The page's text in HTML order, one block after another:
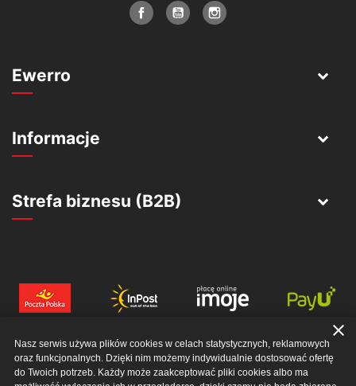
Ewerro
Informacje
Strefa biznesu (B2B)
Nasz serwis używa plików cookies w celach statystycznych, reklamowych
oraz funkcjonalnych. Dzięki nim możemy indywidualnie dostosować ofertę
do Twoich potrzeb. Każdy może zaakceptować pliki cookies albo ma
close